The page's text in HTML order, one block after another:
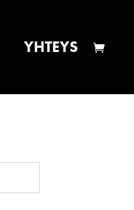
YHTEYS